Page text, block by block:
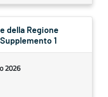
della Regione
1
2026